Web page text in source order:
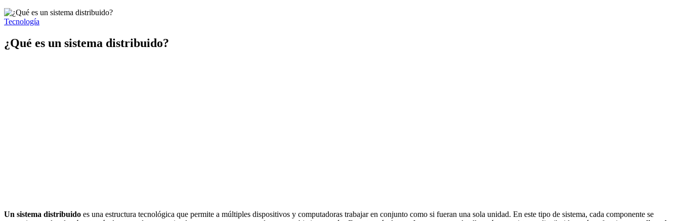
Tecnología
¿Qué es un sistema distribuido?
Un sistema distribuido es una estructura tecnológica que permite a múltiples dispositivos y computadoras trabajar en conjunto como si fueran una sola unidad. En este tipo de sistema, cada componente se